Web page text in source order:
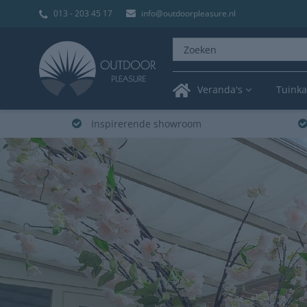
013 - 203 45 17 info@outdoorpleasure.nl
Veranda's
Inspirerende showroom